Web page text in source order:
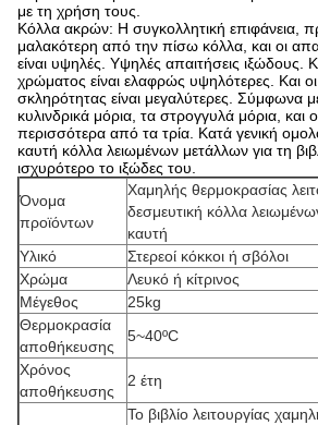
με τη χρήση τους.
Κόλλα ακρών: Η συγκολλητική επιφάνεια,
μαλακότερη από την πίσω κόλλα, και οι
είναι υψηλές. Υψηλές απαιτήσεις ιξώδους.
χρώματος είναι ελαφρώς υψηλότερες. Και οι
σκληρότητας είναι μεγαλύτερες. Σύμφωνα
κυλινδρικά μόρια, τα στρογγυλά μόρια, και
περισσότερα από τα τρία. Κατά γενική
καυτή κόλλα λειωμένων μετάλλων για τη
ισχυρότερο το ιξώδες του.
Όνομα
προϊόντων
Χαμηλής θερμοκρασίας
δεσμευτική κόλλα
καυτή
Υλικό
Στερεοί κόκκοι ή σβόλοι
Χρώμα
Λευκό ή κίτρινος
Μέγεθος
25kg
Θερμοκρασία
αποθήκευσης
5~40ºC
Χρόνος
αποθήκευσης
2 έτη
Το βιβλίο λειτουργίας